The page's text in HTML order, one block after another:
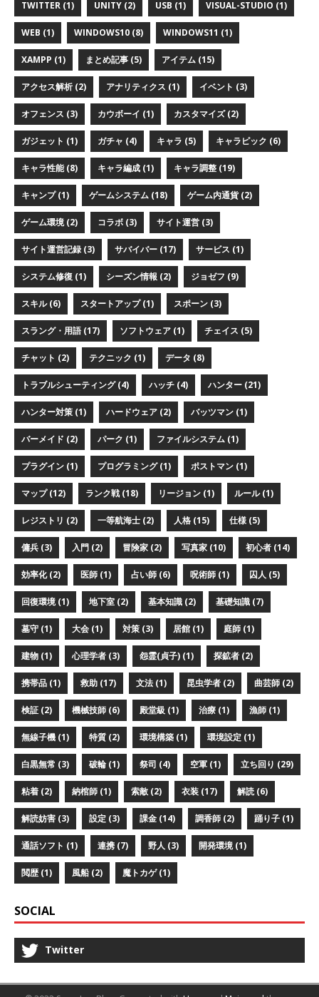
TWITTER (1) UNITY (2) USB (1) VISUAL-STUDIO (1)
WEB (1) WINDOWS10 (8) WINDOWS11 (1)
XAMPP (1) まとめ記事 (5) アイテム (15)
アクセス解析 (2) アナリティクス (1) イベント (3)
オフェンス (3) カウボーイ (1) カスタマイズ (2)
ガジェット (1) ガチャ (4) キャラ (5) キャラピック (6)
キャラ性能 (8) キャラ編成 (1) キャラ調整 (19)
キャンプ (1) ゲームシステム (18) ゲーム内通貨 (2)
ゲーム環境 (2) コラボ (3) サイト運営 (3)
サイト運営記録 (3) サバイバー (17) サービス (1)
システム修復 (1) シーズン情報 (2) ジョゼフ (9)
スキル (6) スタートアップ (1) スポーン (3)
スラング・用語 (17) ソフトウェア (1) チェイス (5)
チャット (2) テクニック (1) データ (8)
トラブルシューティング (4) ハッチ (4) ハンター (21)
ハンター対策 (1) ハードウェア (2) バッツマン (1)
バーメイド (2) パーク (1) ファイルシステム (1)
プラグイン (1) プログラミング (1) ポストマン (1)
マップ (12) ランク戦 (18) リージョン (1) ルール (1)
レジストリ (2) 一等航海士 (2) 人格 (15) 仕様 (5)
傭兵 (3) 入門 (2) 冒険家 (2) 写真家 (10) 初心者 (14)
効率化 (2) 医師 (1) 占い師 (6) 呪術師 (1) 囚人 (5)
回復環境 (1) 地下室 (2) 基本知識 (2) 基礎知識 (7)
墓守 (1) 大会 (1) 対策 (3) 居館 (1) 庭師 (1)
建物 (1) 心理学者 (3) 怨霊(貞子) (1) 探鉱者 (2)
携帯品 (1) 救助 (17) 文法 (1) 昆虫学者 (2) 曲芸師 (2)
検証 (2) 機械技師 (6) 殿堂級 (1) 治療 (1) 漁師 (1)
無線子機 (1) 特質 (2) 環境構築 (1) 環境設定 (1)
白黒無常 (3) 破輪 (1) 祭司 (4) 空軍 (1) 立ち回り (29)
粘着 (2) 納棺師 (1) 索敵 (2) 衣装 (17) 解読 (6)
解読妨害 (3) 設定 (3) 課金 (14) 調香師 (2) 踊り子 (1)
通話ソフト (1) 連携 (7) 野人 (3) 開発環境 (1)
閲歴 (1) 風船 (2) 魔トカゲ (1)
SOCIAL
Twitter